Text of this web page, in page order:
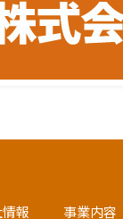
報 事業内容